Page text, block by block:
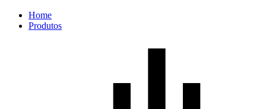
Home
Produtos